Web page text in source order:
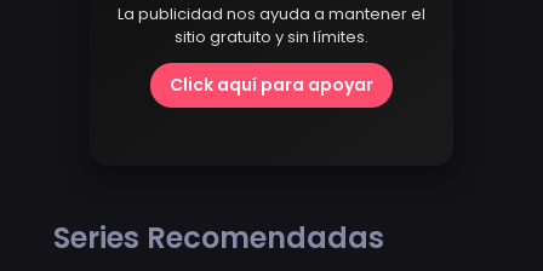
La publicidad nos ayuda a mantener el
sitio gratuito y sin límites.
Click aquí para apoyar
Series Recomendadas